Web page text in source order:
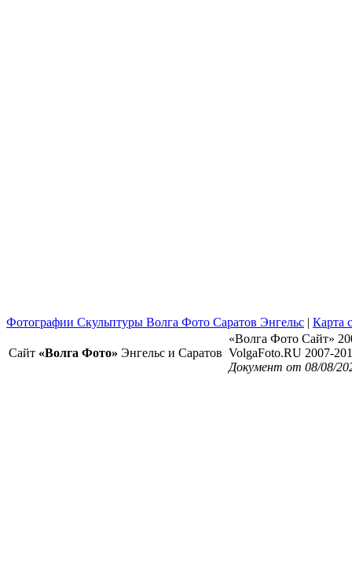
Фотографии Скульптуры Волга Фото Саратов Энгельс | Карта
Сайт «Волга Фото» Энгельс и Саратов
«Волга Фото Сайт»
VolgaFoto.RU 2007-
Документ от 08/08/